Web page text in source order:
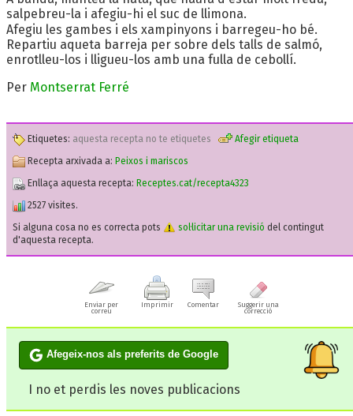
salpebreu-la i afegiu-hi el suc de llimona.
Afegiu les gambes i els xampinyons i barregeu-ho bé.
Repartiu aqueta barreja per sobre dels talls de salmó,
enrotlleu-los i lligueu-los amb una fulla de cebollí.
Per Montserrat Ferré
Etiquetes: aquesta recepta no te etiquetes
Afegir etiqueta
Recepta arxivada a: Peixos i mariscos
Enllaça aquesta recepta: Receptes.cat/recepta4323
2527 visites.
Si alguna cosa no es correcta pots
sol·licitar una revisió del contingut
d'aquesta recepta.
Enviar per
correu
Imprimir Comentar
Suggerir una
correcció
Afegeix-nos als preferits de Google
I no et perdis les noves publicacions